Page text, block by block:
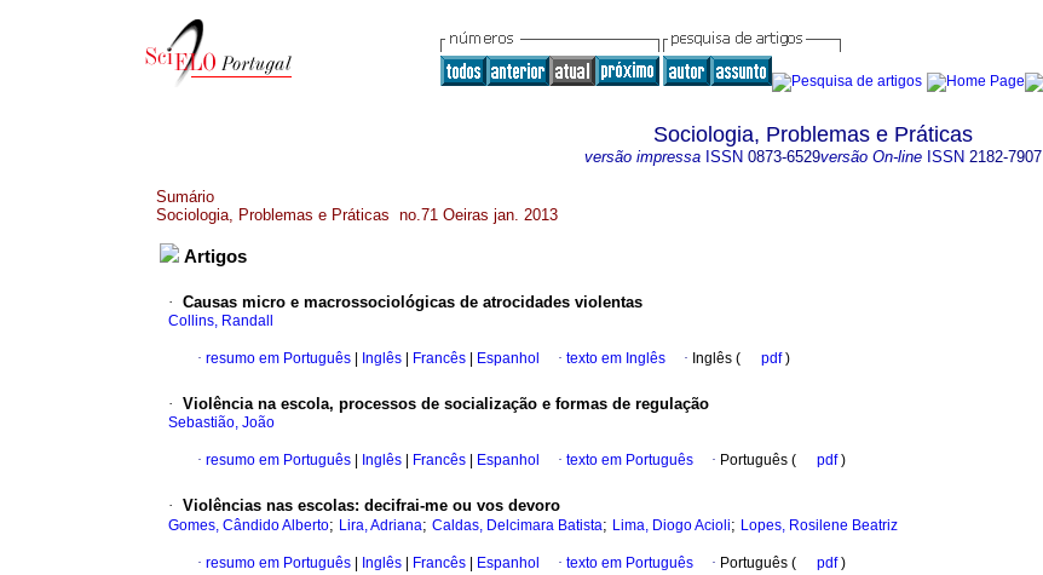
Sociologia, Problemas e Práticas
versão impressa ISSN 0873-6529versão On-line ISSN 2182-7907
Sumário
Sociologia, Problemas e Práticas no.71 Oeiras jan. 2013
Artigos
· Causas micro e macrossociológicas de atrocidades violentas
Collins, Randall
· resumo em Português Inglês Francês Espanhol · texto em Inglês · Inglês ( pdf)
· Violência na escola, processos de socialização e formas de regulação
Sebastião, João
· resumo em Português Inglês Francês Espanhol · texto em Português · Português ( pdf)
· Violências nas escolas: decifrai-me ou vos devoro
Gomes, Cândido Alberto; Lira, Adriana; Caldas, Delcimara Batista; Lima, Diogo Acioli; Lopes, Rosilene Beatriz
· resumo em Português Inglês Francês Espanhol · texto em Português · Português ( pdf)